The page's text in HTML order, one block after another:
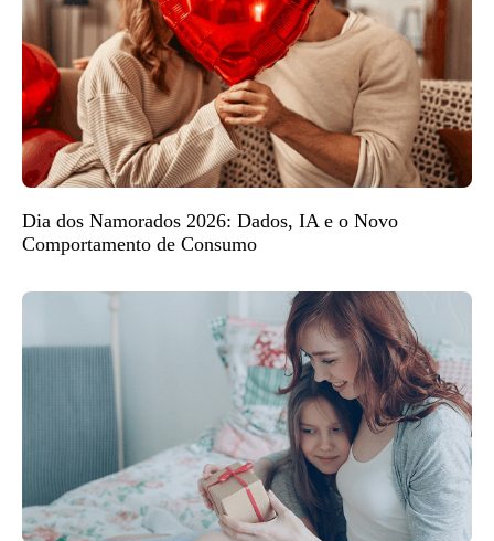
Dia dos Namorados 2026: Dados, IA e o Novo
Comportamento de Consumo